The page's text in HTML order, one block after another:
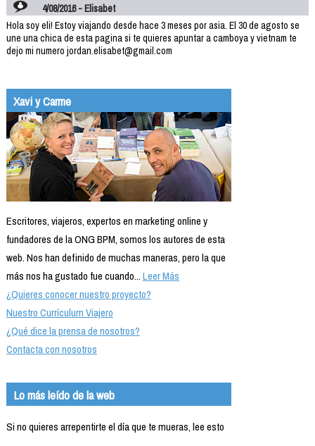
4/08/2016 - Elisabet
Hola soy eli! Estoy viajando desde hace 3 meses por asia. El 30 de agosto se
une una chica de esta pagina si te quieres apuntar a camboya y vietnam te
dejo mi numero jordan.elisabet@gmail.com
Xavi y Carme
Escritores, viajeros, expertos en marketing online y
fundadores de la ONG BPM, somos los autores de esta
web. Nos han definido de muchas maneras, pero la que
más nos ha gustado fue cuando...Leer Más
¿Quieres conocer nuestro proyecto?
Nuestro Currículum Viajero
¿Qué dice la prensa de nosotros?
Contacta con nosotros
Lo más leído de la web
Si no quieres arrepentirte el día que te mueras, lee esto